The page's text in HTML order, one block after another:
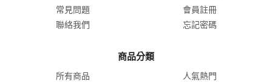
常見問題
聯絡我們
會員註冊
忘記密碼
商品分類
所有商品 人氣熱門